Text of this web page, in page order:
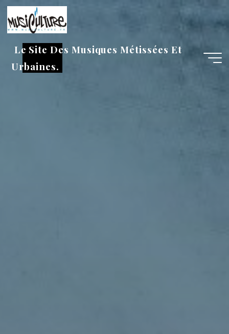
Aller
au
contenu
Le Site Des Musiques Métissées Et
Urbaines.